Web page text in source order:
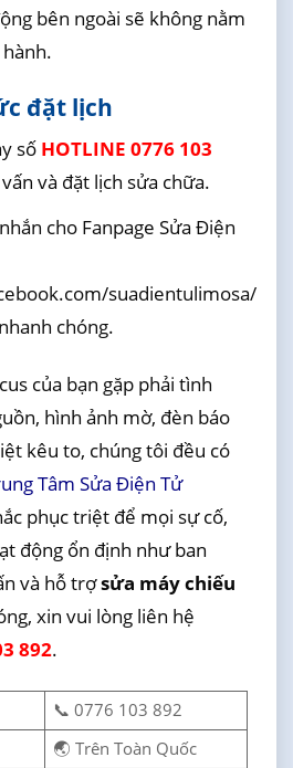
bên ngoài sẽ không nằm
đặt lịch
số HOTLINE 0776 103
và đặt lịch sửa chữa.
cho Fanpage Sửa Điện
suadientulimosa/
chóng.
của bạn gặp phải tình
hình ảnh mờ, đèn báo
kêu to, chúng tôi đều có
Tâm Sửa Điện Tử
phục triệt để mọi sự cố,
động ổn định như ban
và hỗ trợsửa máy chiếu
xin vui lòng liên hệ
892.
📞 0776 103 892
🌏 Trên Toàn Quốc